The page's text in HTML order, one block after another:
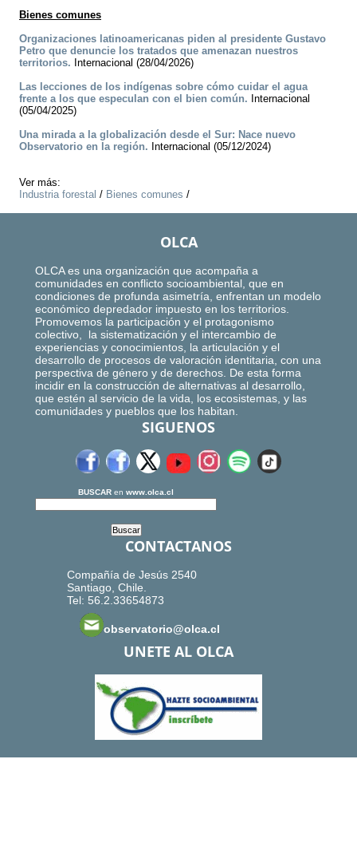
Bienes comunes
Organizaciones latinoamericanas piden al presidente Gustavo
Petro que denuncie los tratados que amenazan nuestros
territorios. Internacional (28/04/2026)
Las lecciones de los indígenas sobre cómo cuidar el agua
frente a los que especulan con el bien común. Internacional
(05/04/2025)
Una mirada a la globalización desde el Sur: Nace nuevo
Observatorio en la región. Internacional (05/12/2024)
Ver más:
Industria forestal / Bienes comunes /
OLCA
OLCA es una organización que acompaña a
comunidades en conflicto socioambiental, que en
condiciones de profunda asimetría, enfrentan un modelo
económico depredador impuesto en los territorios.
Promovemos la participación y el protagonismo
colectivo, la sistematización y el intercambio de
experiencias y conocimientos, la articulación y el
desarrollo de procesos de valoración identitaria, con una
perspectiva de género y de derechos. De esta forma
incidir en la construcción de alternativas al desarrollo,
que estén al servicio de la vida, los ecosistemas, y las
comunidades y pueblos que los habitan.
SIGUENOS
BUSCAR en www.olca.cl
CONTACTANOS
Compañía de Jesús 2540
Santiago, Chile.
Tel: 56.2.33654873
observatorio@olca.cl
UNETE AL OLCA